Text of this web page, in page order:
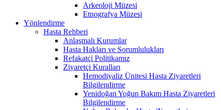
Arkeoloji Müzesi
Etnografya Müzesi
Yönlendirme
Hasta Rehberi
Anlaşmalı Kurumlar
Hasta Hakları ve Sorumlulukları
Refakatçi Politikamız
Ziyaretçi Kuralları
Hemodiyaliz Ünitesi Hasta Ziyaretleri
Bilgilendirme
Yenidoğan Yoğun Bakım Hasta Ziyaretleri
Bilgilendirme